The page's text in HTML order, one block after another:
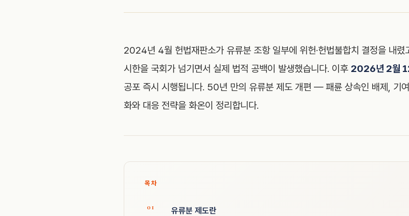
2024년 4월 헌법재판소가 유류분 조항 일부에 위헌·헌법불합치 결정을 내
시한을 국회가 넘기면서 실제 법적 공백이 발생했습니다. 이후 2026년 2월
공포 즉시 시행됩니다. 50년 만의 유류분 제도 개편 — 패륜 상속인 배제, 기
화와 대응 전략을 화온이 정리합니다.
목차
유류분 제도란